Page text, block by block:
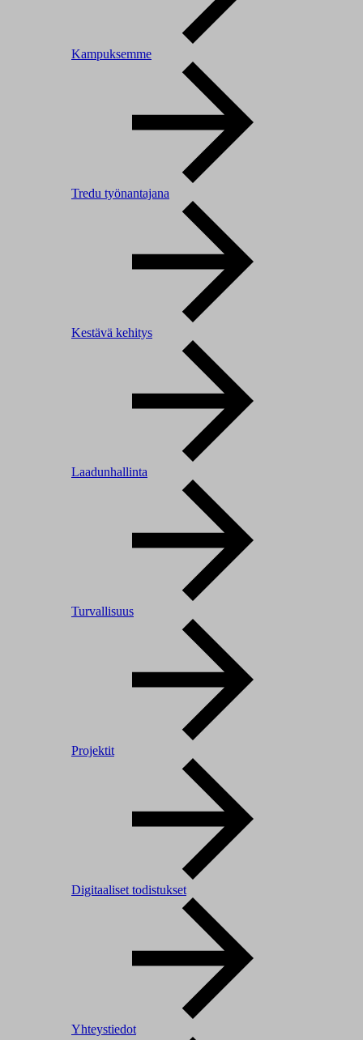
Kampuksemme
Tredu työnantajana
Kestävä kehitys
Laadunhallinta
Turvallisuus
Projektit
Digitaaliset todistukset
Yhteystiedot